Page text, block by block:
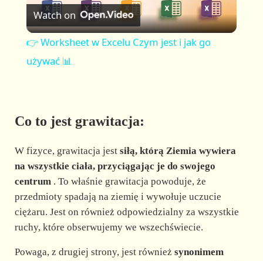
r
e
e
n
l
V
i
d
Watch on
👉 Worksheet w Excelu Czym jest i jak go
używać 📊
Co to jest grawitacja:
W fizyce, grawitacja jest siłą, którą Ziemia wywiera
na wszystkie ciała, przyciągając je do swojego
centrum. To właśnie grawitacja powoduje, że
przedmioty spadają na ziemię i wywołuje uczucie
ciężaru. Jest on również odpowiedzialny za wszystkie
ruchy, które obserwujemy we wszechświecie.
Powaga, z drugiej strony, jest również synonimem